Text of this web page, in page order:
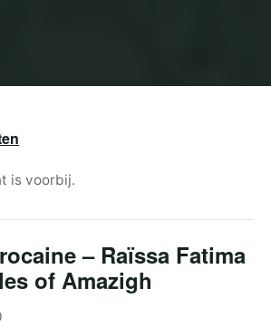
is voorbij.
– Raïssa Fatima
of Amazigh